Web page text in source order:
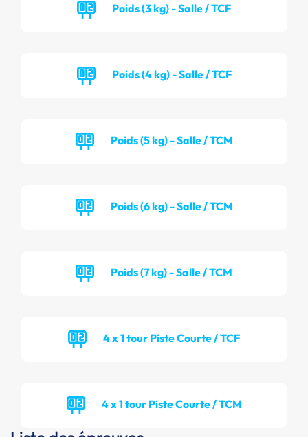
Poids (3 kg) - Salle / TCF
Poids (4 kg) - Salle / TCF
Poids (5 kg) - Salle / TCM
Poids (6 kg) - Salle / TCM
Poids (7 kg) - Salle / TCM
4 x 1 tour Piste Courte / TCF
4 x 1 tour Piste Courte / TCM